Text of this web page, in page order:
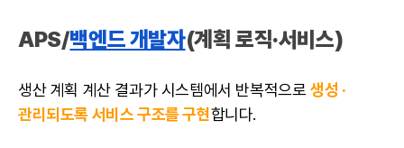
APS/백엔드 개발자(계획 로직·서비스)
생산 계획 계산 결과가 시스템에서 반복적으로 생성 ·
관리되도록 서비스 구조를 구현합니다.